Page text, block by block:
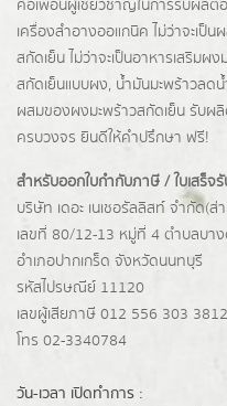
คือเพื่อนผู้เชี่ยวชาญในการรับผลิต
เครื่องสำอางออแกนิค ไม่ว่าจะเ
สกัดเย็น ไม่ว่าจะเป็นอาหารเสริม
สกัดเย็นแบบผง, น้ำมันมะพร้าวลด
ผสมของผงมะพร้าวสกัดเย็น รับผ
ครบวงจร ยินดีให้คำปรึกษา ฟรี!
สำหรับออกใบกำกับภาษี / ใบเสร็จรั
บริษัท เดอะ เนเชอรัลลิสท์ จำกัด(ส่
เลขที่ 80/12-13 หมู่ที่ 4 ตำบลบา
อำเภอปากเกร็ด จังหวัดนนทบุรี
รหัสไปรษณีย์ 11120
เลขผู้เสียภาษี 012 556 303 3812
โทร 02-3340784
วัน-เวลา เปิดทำการ :